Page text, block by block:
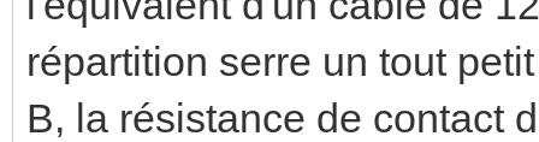
répartition serre un tout
B, la résistance de contact